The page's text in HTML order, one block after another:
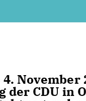
4.
der CDU in